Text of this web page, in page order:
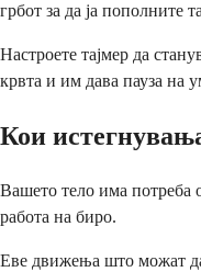
грбот за да ја пополните
Настроете тајмер да
крвта и им дава пауза на
Кои
Вашето тело има потреба
работа на биро.
Еве движења што можат да